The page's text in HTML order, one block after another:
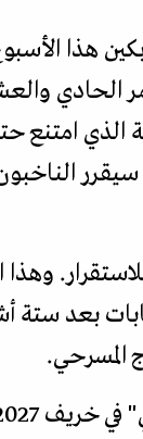
هذا
خريف 2027، حين
الذي امتنع
مايو/أيار وكأنها
بعد ستة
المسرحي.